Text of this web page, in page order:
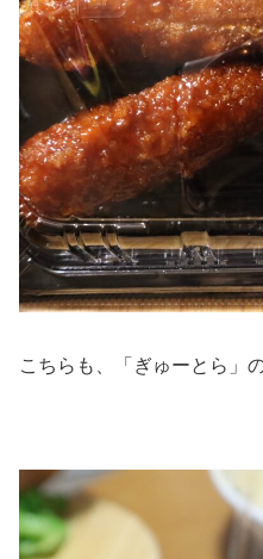
こちらも、「ぎゅーとら」